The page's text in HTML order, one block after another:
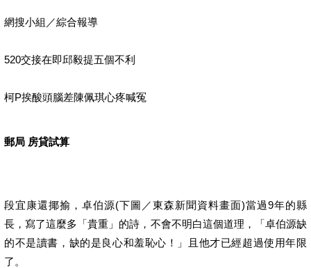
網搜小組／綜合報導
520交接在即邱毅提五個不利
柯P挨酸頭腦差陳佩琪心疼喊冤
郵局 房貸試算
段宜康還揶揄，卓伯源(下圖／東森新聞資料畫面)當過9年的縣
長，寫了這麼多「貴重」的詩，不會不明白這個道理，「卓伯源缺
的不是讀書，缺的是良心和羞恥心！」且他才已經超過使用年限
了。